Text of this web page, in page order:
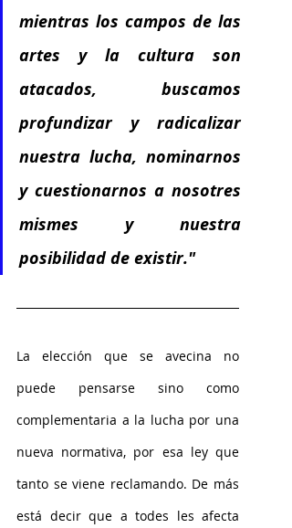
mientras los campos de las
artes y la cultura son
atacados, buscamos
profundizar y radicalizar
nuestra lucha, nominarnos
y cuestionarnos a nosotres
mismes y nuestra
posibilidad de existir."
La elección que se avecina no
puede pensarse sino como
complementaria a la lucha por una
nueva normativa, por esa ley que
tanto se viene reclamando. De más
está decir que a todes les afecta